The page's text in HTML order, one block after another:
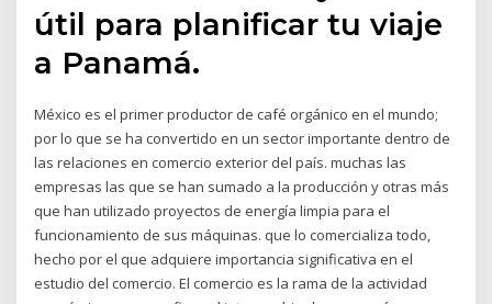
útil para planificar tu viaje
a Panamá.
México es el primer productor de café orgánico en el mundo;
por lo que se ha convertido en un sector importante dentro de
las relaciones en comercio exterior del país. muchas las
empresas las que se han sumado a la producción y otras más
que han utilizado proyectos de energía limpia para el
funcionamiento de sus máquinas. que lo comercializa todo,
hecho por el que adquiere importancia significativa en el
estudio del comercio. El comercio es la rama de la actividad